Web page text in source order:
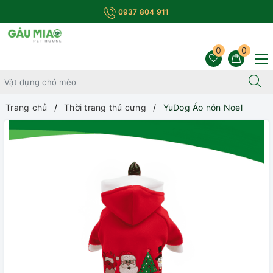
0937 804 911
0
0
Trang chủ Thời trang thú cưng YuDog Áo nón Noel